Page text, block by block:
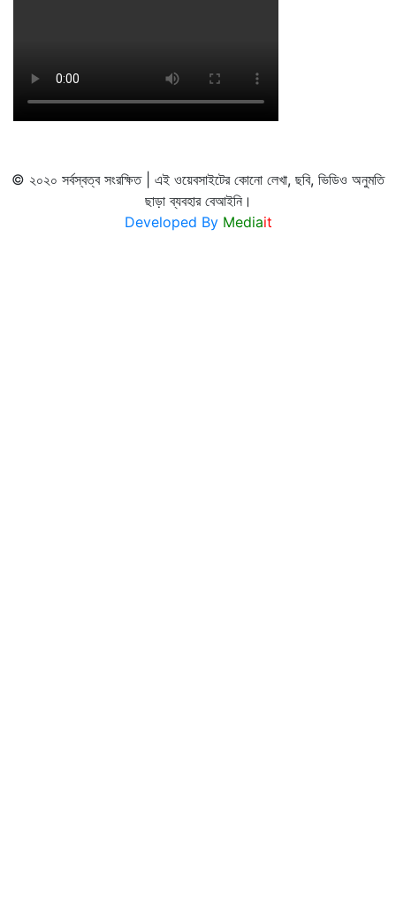
© ২০২০ সর্বস্বত্ব সংরক্ষিত | এই ওয়েবসাইটের কোনো লেখা, ছবি, ভিডিও অনুমতি
ছাড়া ব্যবহার বেআইনি।
Developed By Mediait